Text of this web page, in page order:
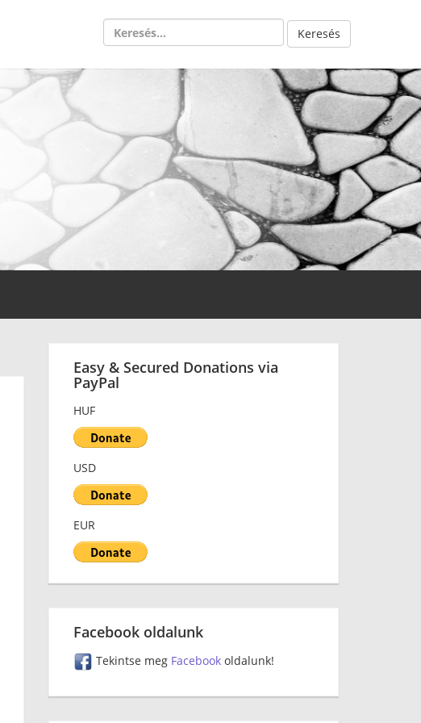
Keresés:
Easy & Secured Donations via
PayPal
HUF
USD
EUR
Facebook oldalunk
Tekintse meg Facebook oldalunk!